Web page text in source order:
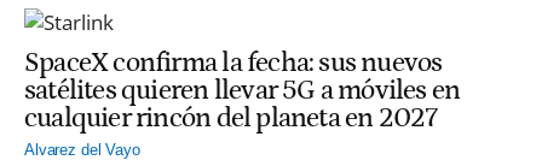
SpaceX confirma la fecha: sus nuevos
satélites quieren llevar 5G a móviles en
cualquier rincón del planeta en 2027
Alvarez del Vayo